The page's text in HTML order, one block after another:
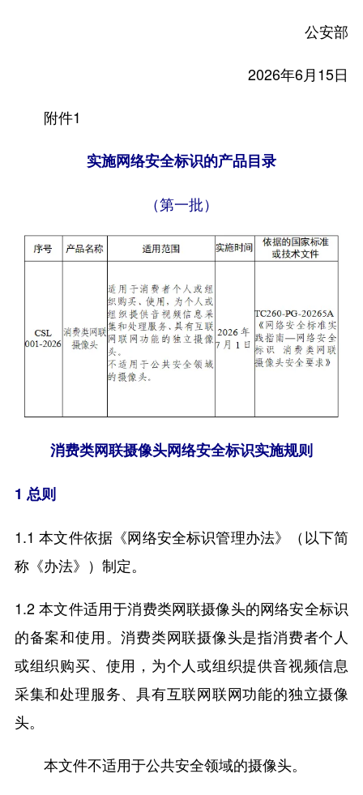
公安部
2026年6月15日
附件1
实施网络安全标识的产品目录
（第一批）
消费类网联摄像头网络安全标识实施规则
1 总则
1.1 本文件依据《网络安全标识管理办法》（以下简
称《办法》）制定。
1.2 本文件适用于消费类网联摄像头的网络安全标识
的备案和使用。消费类网联摄像头是指消费者个人
或组织购买、使用，为个人或组织提供音视频信息
采集和处理服务、具有互联网联网功能的独立摄像
头。
本文件不适用于公共安全领域的摄像头。